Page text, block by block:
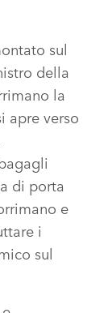
sul
della
la
apre verso
di porta
e
i
sul